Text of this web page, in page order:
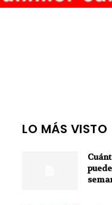
LO MÁS VISTO